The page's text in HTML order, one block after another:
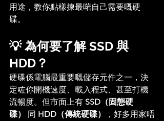
用途，教你點樣揀最啱自己需要嘅硬
碟。
💡 為何要了解 SSD 與
HDD？
硬碟係電腦最重要嘅儲存元件之一，決
定咗你開機速度、載入程式、甚至打機
流暢度。但市面上有 SSD（固態硬
碟）
同 HDD（傳統硬碟）
，好多用家唔